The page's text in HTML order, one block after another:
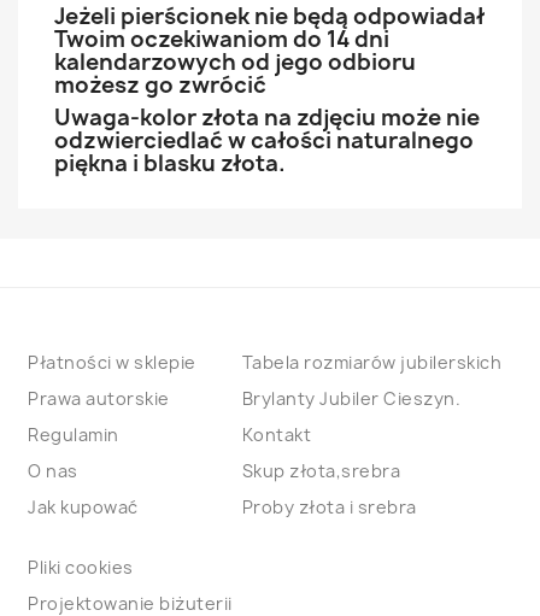
Jeżeli pierścionek nie będą odpowiadał
Twoim oczekiwaniom do 14 dni
kalendarzowych od jego odbioru
możesz go zwrócić
Uwaga-kolor złota na zdjęciu może nie
odzwierciedlać w całości naturalnego
piękna i blasku złota.
Płatności w sklepie
Prawa autorskie
Regulamin
O nas
Jak kupować
Tabela rozmiarów jubilerskich
Brylanty Jubiler Cieszyn.
Kontakt
Skup złota,srebra
Proby złota i srebra
Pliki cookies
Projektowanie biżuterii